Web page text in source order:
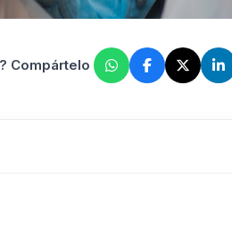
Compártelo